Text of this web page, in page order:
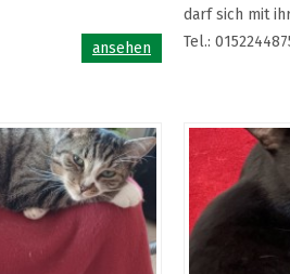
ansehen
darf sich mit
Tel.: